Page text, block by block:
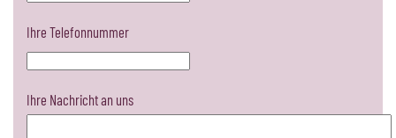
Ihre Telefonnummer
Ihre Nachricht an uns